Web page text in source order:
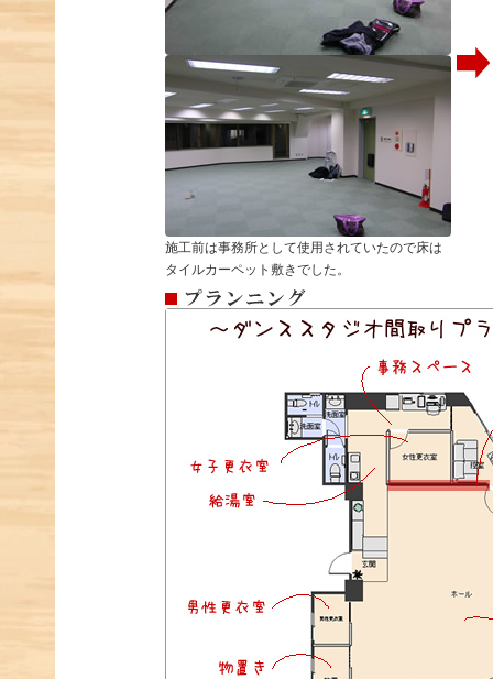
施工前は事務所として使用されていたので床は
タイルカーペット敷きでした。